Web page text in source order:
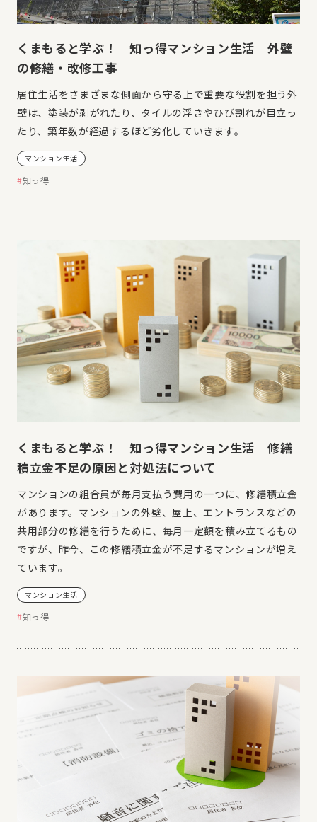
くまもると学ぶ！ 知っ得マンション生活 外壁
の修繕・改修工事
居住生活をさまざまな側面から守る上で重要な役割を担う外
壁は、塗装が剥がれたり、タイルの浮きやひび割れが目立っ
たり、築年数が経過するほど劣化していきます。
マンション生活
知っ得
くまもると学ぶ！ 知っ得マンション生活 修繕
積立金不足の原因と対処法について
マンションの組合員が毎月支払う費用の一つに、修繕積立金
があります。マンションの外壁、屋上、エントランスなどの
共用部分の修繕を行うために、毎月一定額を積み立てるもの
ですが、昨今、この修繕積立金が不足するマンションが増え
ています。
マンション生活
知っ得